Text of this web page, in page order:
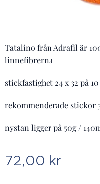
Tatalino från Adrafil är
linnefibrerna
stickfastighet 24 x 32 på
rekommenderade stickor
nystan ligger på 50g /
72,00 kr